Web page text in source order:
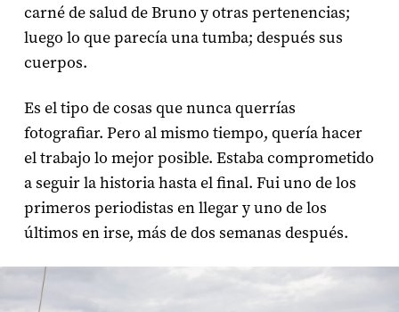
carné de salud de Bruno y otras pertenencias;
luego lo que parecía una tumba; después sus
cuerpos.
Es el tipo de cosas que nunca querrías
fotografiar. Pero al mismo tiempo, quería hacer
el trabajo lo mejor posible. Estaba comprometido
a seguir la historia hasta el final. Fui uno de los
primeros periodistas en llegar y uno de los
últimos en irse, más de dos semanas después.